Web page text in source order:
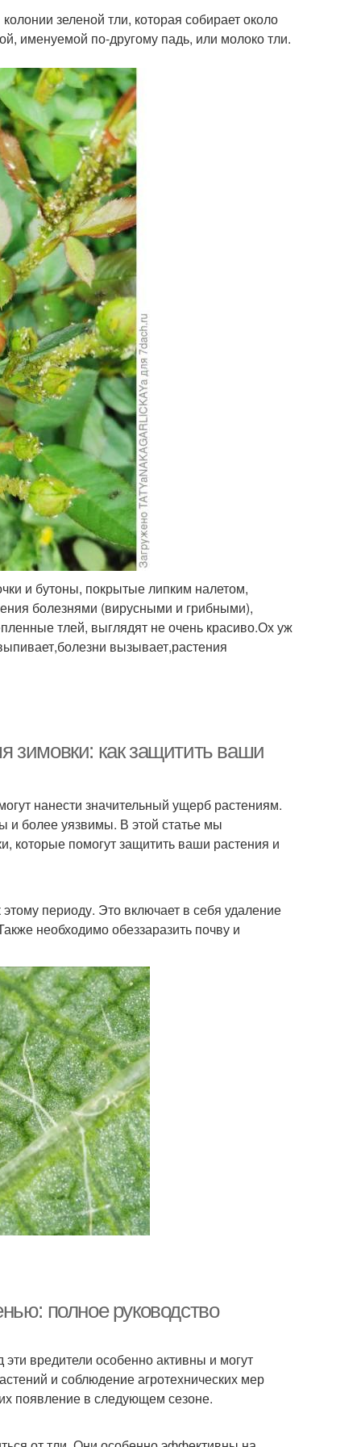
зеленой тли, которая собирает около
именуемой по-другому падь, или молоко тли.
и бутоны, покрытые липким налетом,
болезнями (вирусными и грибными),
тлей, выглядят не очень красиво.Ох уж
вызывает,растения
как защитить ваши
нанести значительный ущерб растениям.
и более уязвимы. В этой статье мы
которые помогут защитить ваши растения и
периоду. Это включает в себя удаление
необходимо обеззаразить почву и
полное руководство
вредители особенно активны и могут
и соблюдение агротехнических мер
появление в следующем сезоне.